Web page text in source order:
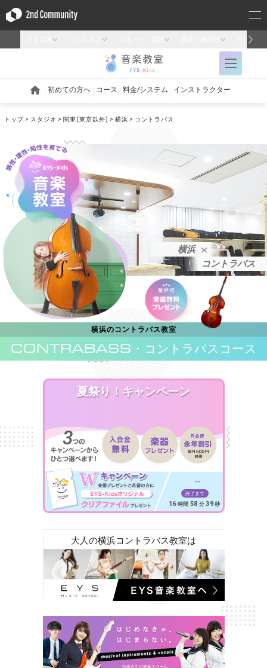
トップ スタジオ 関東(東京以外) 横浜 コントラバス
横浜
コントラバス
横浜のコントラバス教室
CONTRABASS ・コントラバスコース
夏祭り！キャンペーン
--
終了まで
16 時間 58 分 37 秒
大人の横浜コントラバス教室は